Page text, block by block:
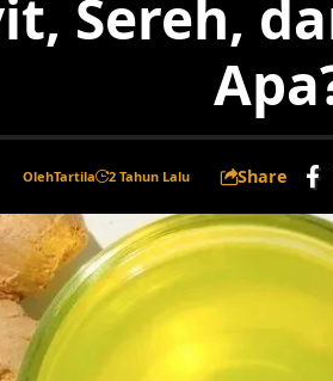
Sereh,
OlehTartila 2 Tahun Lalu Share